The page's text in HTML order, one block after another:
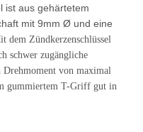
ist aus gehärtetem
mit 9mm Ø und eine
dem Zündkerzenschlüssel
schwer zugängliche
Drehmoment von maximal
gummiertem T-Griff gut in